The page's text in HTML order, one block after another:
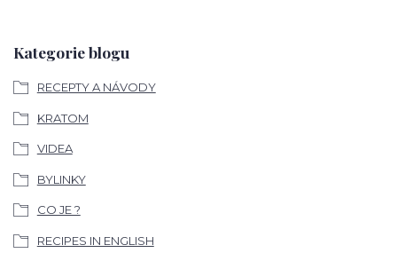
Kategorie blogu
RECEPTY A NÁVODY
KRATOM
VIDEA
BYLINKY
CO JE ?
RECIPES IN ENGLISH